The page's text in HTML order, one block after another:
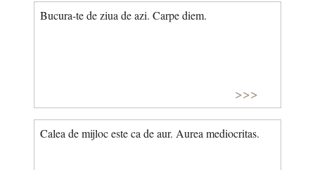
Bucura-te de ziua de azi. Carpe diem.
>>>
Calea de mijloc este ca de aur. Aurea mediocritas.